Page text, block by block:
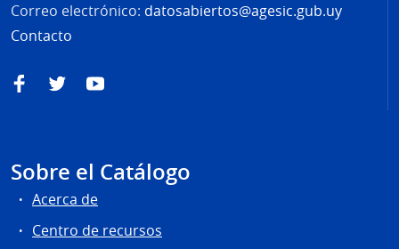
Correo electrónico: datosabiertos@agesic.gub.uy
Contacto
FacebookTwitterYouTube
Sobre el Catálogo
Acerca de
Centro de recursos